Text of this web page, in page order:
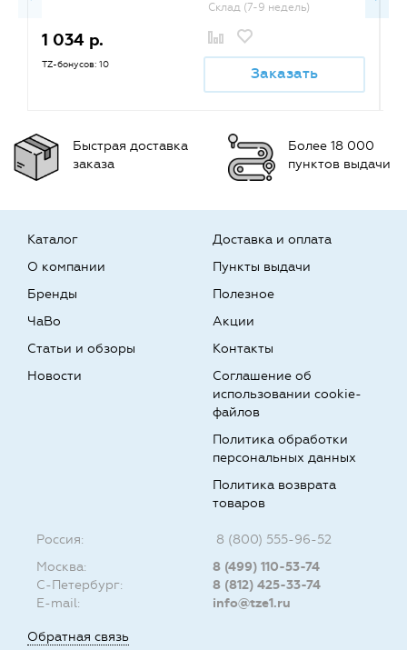
Склад (7-9 недель)
1 034 р.
TZ-бонусов: 10 Заказать
Быстрая доставка
заказа
Более 18 000
пунктов выдачи
Каталог
О компании
Бренды
Доставка и оплата
Пункты выдачи
Полезное
ЧаВо
Статьи и обзоры
Новости
Акции
Контакты
Соглашение об
использовании cookie-
файлов
Политика обработки
персональных данных
Политика возврата
товаров
Россия:
8 (800) 555-96-52
Москва:
8 (499) 110-53-74
С-Петербург:
8 (812) 425-33-74
E-mail:
info@tze1.ru
Обратная связь